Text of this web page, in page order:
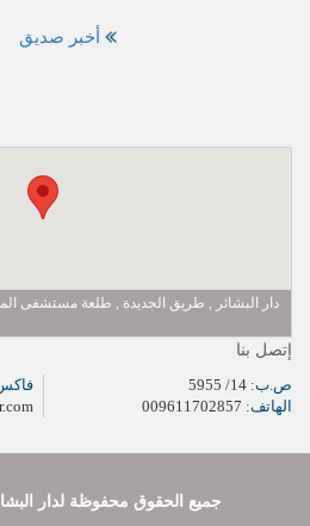
أخبر صديق
دار البشائر , طريق الجديدة , طلعة مستشفى
إتصل بنا
ص.ب:
الهاتف:
2016 © جميع الحقوق محفوظة لدار